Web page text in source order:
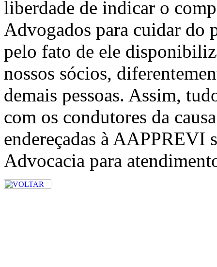
liberdade de indicar o
Advogados para cuidar do
pelo fato de ele
nossos sócios,
demais pessoas. Assim,
com os condutores da
endereçadas à AAPPREVI
Advocacia para